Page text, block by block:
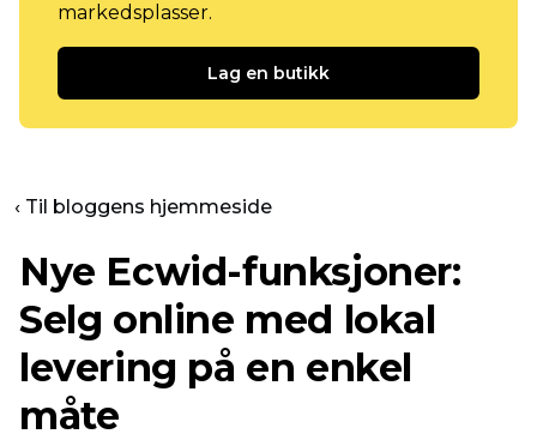
markedsplasser.
Lag en butikk
‹ Til bloggens hjemmeside
Nye Ecwid-funksjoner:
Selg online med lokal
levering på en enkel
måte